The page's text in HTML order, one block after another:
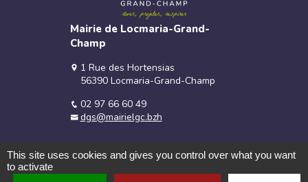
Mairie de Locmaria-Grand-
Champ
1 Rue des Hortensias
56390 Locmaria-Grand-Champ
02 97 66 60 49
dgs@mairielgc.bzh
This site uses cookies and gives you control over what you want
to activate